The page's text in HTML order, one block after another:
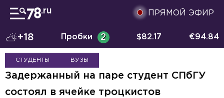
ПРЯМОЙ ЭФИР
+18 Пробки 2 $82.17 €94.84
СТУДЕНТЫ ВУЗЫ
Задержанный на паре студент СПбГУ
состоял в ячейке троцкистов